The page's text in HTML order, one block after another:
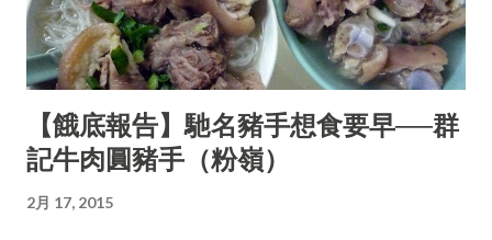
【餓底報告】馳名豬手想食要早──群
記牛肉圓豬手（粉嶺）
2月 17, 2015